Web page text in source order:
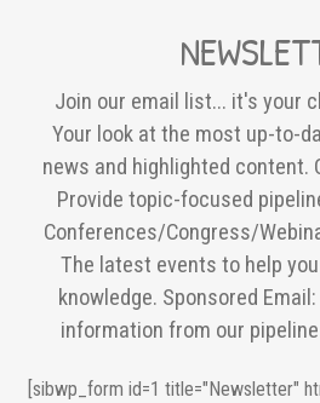
Join our email list... it's your
Your look at the most up-to-
news and highlighted content.
Provide topic-focused
Conferences/Congress/
The latest events to help
knowledge. Sponsored
information from our
[sibwp_form id=1 title="Newsletter"